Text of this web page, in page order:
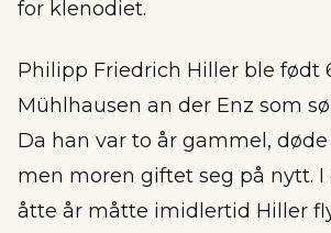
for klenodiet.
Philipp Friedrich Hiller ble født
Mühlhausen an der Enz som
Da han var to år gammel,
men moren giftet seg på nytt. I
åtte år måtte imidlertid Hiller